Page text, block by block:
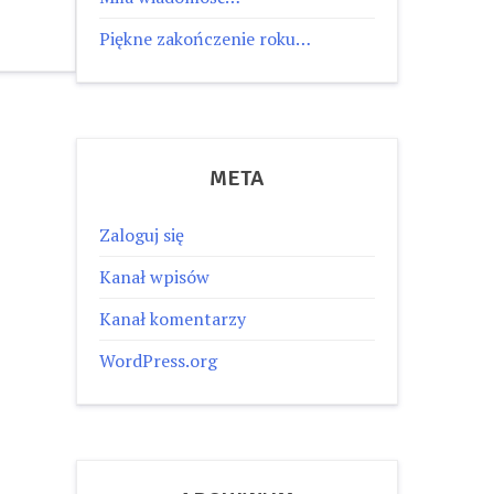
Piękne zakończenie roku…
META
Zaloguj się
Kanał wpisów
Kanał komentarzy
WordPress.org